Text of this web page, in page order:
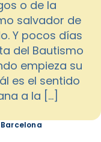
o de la
salvador de
Y pocos días
del Bautismo
empieza su
es el sentido
a la […]